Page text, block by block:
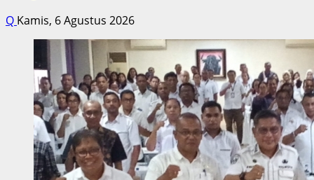
Q Kamis, 6 Agustus 2026